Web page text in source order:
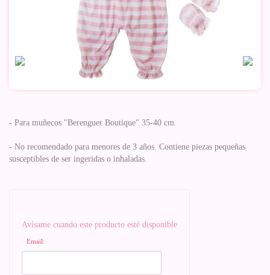
- Para muñecos "Berenguer Boutique" 35-40 cm.
- No recomendado para menores de 3 años. Contiene piezas pequeñas
susceptibles de ser ingeridas o inhaladas.
Avísame cuando este producto esté disponible
Email: